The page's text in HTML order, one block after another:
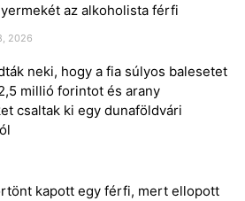
az alkoholista férfi
2026
neki, hogy a fia súlyos balesetet
millió forintot és arany
csaltak ki egy dunaföldvári
kapott egy férfi, mert ellopott